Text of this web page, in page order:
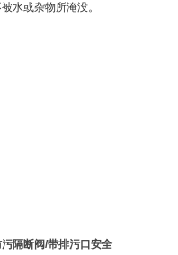
水或杂物所淹没。
隔断阀/带排污口安全